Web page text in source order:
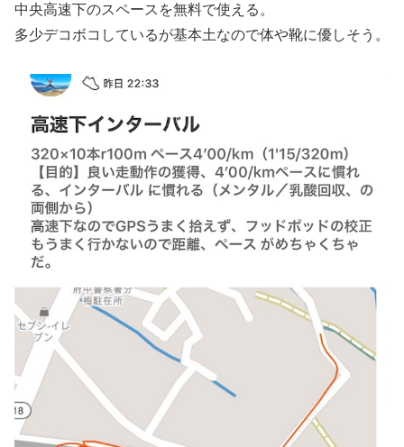
中央高速下のスペースを無料で使える。
多少デコボコしているが基本土なので体や靴に優しそう。